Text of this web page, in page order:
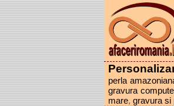
perla
gravura
mare, gravura si